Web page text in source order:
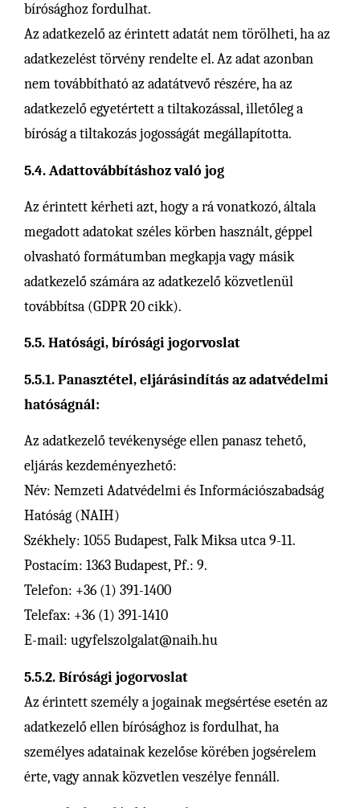
bírósághoz fordulhat.
Az adatkezelő az érintett adatát nem törölheti, ha az
adatkezelést törvény rendelte el. Az adat azonban
nem továbbítható az adatátvevő részére, ha az
adatkezelő egyetértett a tiltakozással, illetőleg a
bíróság a tiltakozás jogosságát megállapította.
5.4. Adattovábbításhoz való jog
Az érintett kérheti azt, hogy a rá vonatkozó, általa
megadott adatokat széles körben használt, géppel
olvasható formátumban megkapja vagy másik
adatkezelő számára az adatkezelő közvetlenül
továbbítsa (GDPR 20 cikk).
5.5. Hatósági, bírósági jogorvoslat
5.5.1. Panasztétel, eljárásindítás az adatvédelmi
hatóságnál:
Az adatkezelő tevékenysége ellen panasz tehető,
eljárás kezdeményezhető:
Név: Nemzeti Adatvédelmi és Információszabadság
Hatóság (NAIH)
Székhely: 1055 Budapest, Falk Miksa utca 9-11.
Postacím: 1363 Budapest, Pf.: 9.
Telefon: +36 (1) 391-1400
Telefax: +36 (1) 391-1410
E-mail: ugyfelszolgalat@naih.hu
5.5.2. Bírósági jogorvoslat
Az érintett személy a jogainak megsértése esetén az
adatkezelő ellen bírósághoz is fordulhat, ha
személyes adatainak kezelőse körében jogsérelem
érte, vagy annak közvetlen veszélye fennáll.